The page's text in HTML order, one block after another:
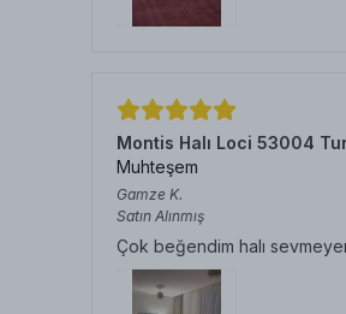
Montis Halı Loci 53004
Muhteşem
Gamze K.
Satın Alınmış
Çok beğendim halı